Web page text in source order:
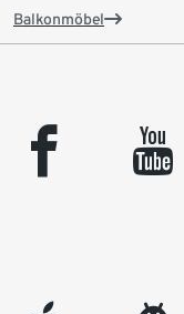
Balkonmöbel
facebook youtube